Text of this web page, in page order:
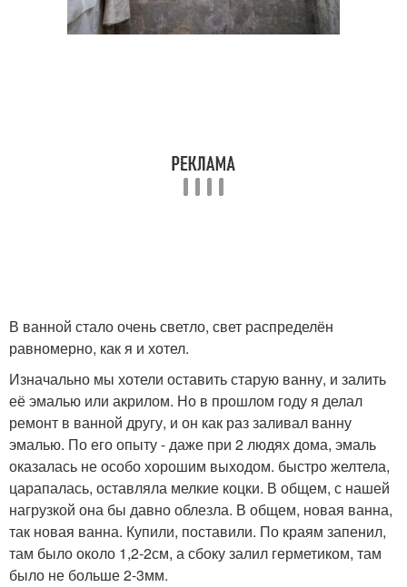
В ванной стало очень светло, свет распределён
равномерно, как я и хотел.
Изначально мы хотели оставить старую ванну, и залить
её эмалью или акрилом. Но в прошлом году я делал
ремонт в ванной другу, и он как раз заливал ванну
эмалью. По его опыту - даже при 2 людях дома, эмаль
оказалась не особо хорошим выходом. быстро желтела,
царапалась, оставляла мелкие коцки. В общем, с нашей
нагрузкой она бы давно облезла. В общем, новая ванна,
так новая ванна. Купили, поставили. По краям запенил,
там было около 1,2-2см, а сбоку залил герметиком, там
было не больше 2-3мм.